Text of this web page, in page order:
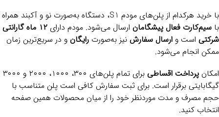
با خرید هرکدام از پلن‌های مودم S1، دستگاه به‌صورت نو و آکبند همراه
با سیم‌کارت فعال پیشگامان ارسال می‌شود. مودم دارای
۱۲ ماه گارانتی
شرکتی است و ارسال سفارش نیز به‌صورت رایگان و در سریع‌ترین زمان
ممکن انجام می‌شود.
امکان پرداخت اقساطی
برای تمام پلن‌های ۳۰۰، ۱۰۰۰، ۲۰۰۰ و ۳۰۰۰
گیگابایتی برقرار است. برای ثبت سفارش کافی است پلن متناسب با
حجم مصرف و مدت موردنظر خود را از میان محصولات همین صفحه
انتخاب کنید.